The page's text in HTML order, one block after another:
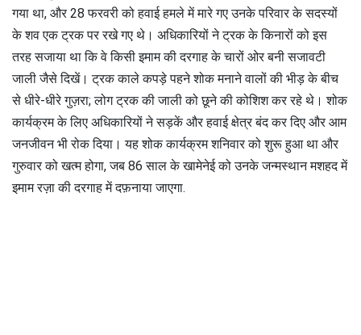
गया था, और 28 फरवरी को हवाई हमले में मारे गए उनके परिवार के सदस्यों
के शव एक ट्रक पर रखे गए थे। अधिकारियों ने ट्रक के किनारों को इस
तरह सजाया था कि वे किसी इमाम की दरगाह के चारों ओर बनी सजावटी
जाली जैसे दिखें। ट्रक काले कपड़े पहने शोक मनाने वालों की भीड़ के बीच
से धीरे-धीरे गुज़रा; लोग ट्रक की जाली को छूने की कोशिश कर रहे थे। शोक
कार्यक्रम के लिए अधिकारियों ने सड़कें और हवाई क्षेत्र बंद कर दिए और आम
जनजीवन भी रोक दिया। यह शोक कार्यक्रम शनिवार को शुरू हुआ था और
गुरुवार को खत्म होगा, जब 86 साल के खामेनेई को उनके जन्मस्थान मशहद में
इमाम रज़ा की दरगाह में दफ़नाया जाएगा.